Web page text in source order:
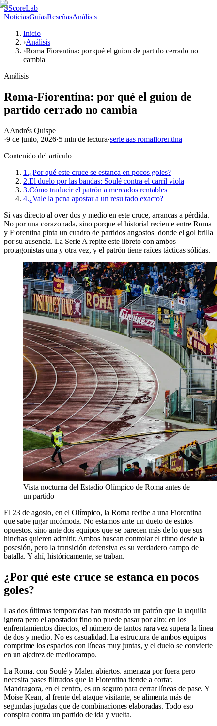
SScoreLab
NoticiasGuíasReseñasAnálisis
Inicio
›Análisis
›Roma-Fiorentina: por qué el guion de partido cerrado no
cambia
Análisis
Roma-Fiorentina: por qué el guion de
partido cerrado no cambia
AAndrés Quispe
·9 de junio, 2026·5 min de lectura·serie aas romafiorentina
Contenido del artículo
1.¿Por qué este cruce se estanca en pocos goles?
2.El duelo por las bandas: Soulé contra el carril viola
3.Cómo traducir el patrón a mercados rentables
4.¿Vale la pena apostar a un resultado exacto?
Si vas directo al over dos y medio en este cruce, arrancas a pérdida.
No por una corazonada, sino porque el historial reciente entre Roma
y Fiorentina pinta un cuadro de partidos angostos, donde el gol brilla
por su ausencia. La Serie A repite este libreto con ambos
protagonistas una y otra vez, y el patrón tiene raíces tácticas sólidas.
Vista nocturna del Estadio Olímpico de Roma antes de
un partido
El 23 de agosto, en el Olímpico, la Roma recibe a una Fiorentina
que sabe jugar incómoda. No estamos ante un duelo de estilos
opuestos, sino ante dos equipos que se parecen más de lo que sus
hinchas quieren admitir. Ambos buscan controlar el ritmo desde la
posesión, pero la transición defensiva es su verdadero campo de
batalla. Y ahí, históricamente, se traban.
¿Por qué este cruce se estanca en pocos
goles?
Las dos últimas temporadas han mostrado un patrón que la taquilla
ignora pero el apostador fino no puede pasar por alto: en los
enfrentamientos directos, el número de tantos rara vez supera la línea
de dos y medio. No es casualidad. La estructura de ambos equipos
comprime los espacios con líneas muy juntas, y el duelo se convierte
en un ajedrez de mediocampo.
La Roma, con Soulé y Malen abiertos, amenaza por fuera pero
necesita pases filtrados que la Fiorentina tiende a cortar.
Mandragora, en el centro, es un seguro para cerrar líneas de pase. Y
Moise Kean, al frente del ataque visitante, se alimenta más de
segundas jugadas que de combinaciones elaboradas. Todo eso
conspira contra un partido de ida y vuelta.